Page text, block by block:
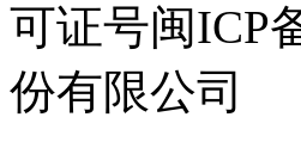
可证号闽ICP
份有限公司